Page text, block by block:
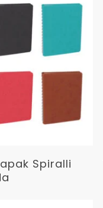
Oku
Spiralli